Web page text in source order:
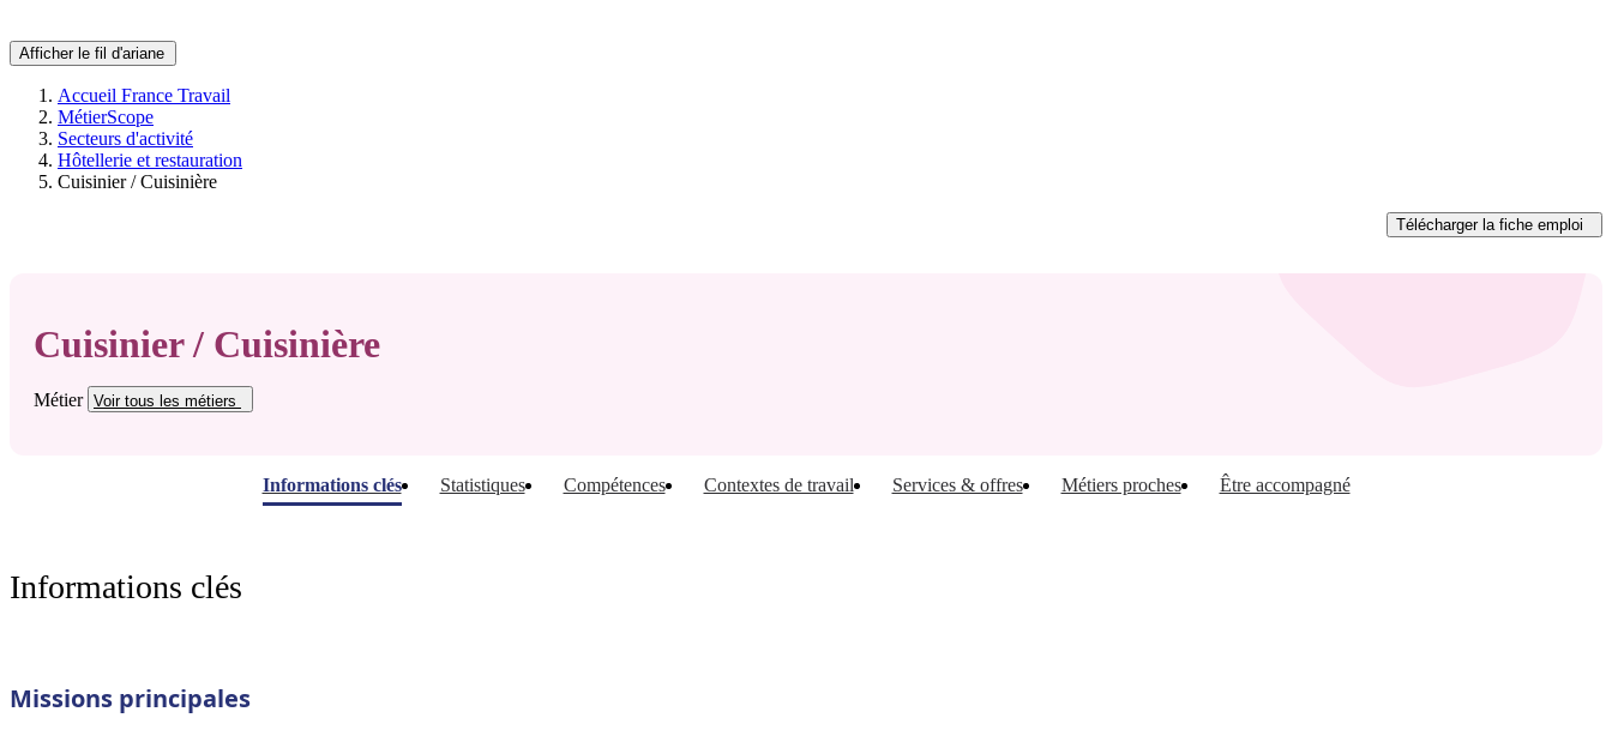
Afficher le fil d'ariane
Accueil France Travail
MétierScope
Secteurs d'activité
Hôtellerie et restauration
Cuisinier / Cuisinière
Télécharger la fiche emploi
Cuisinier / Cuisinière
Métier Voir tous les métiers
Informations clés Statistiques Compétences Contextes de travail Services & offres Métiers proches Être accompagné
Informations clés
Missions principales